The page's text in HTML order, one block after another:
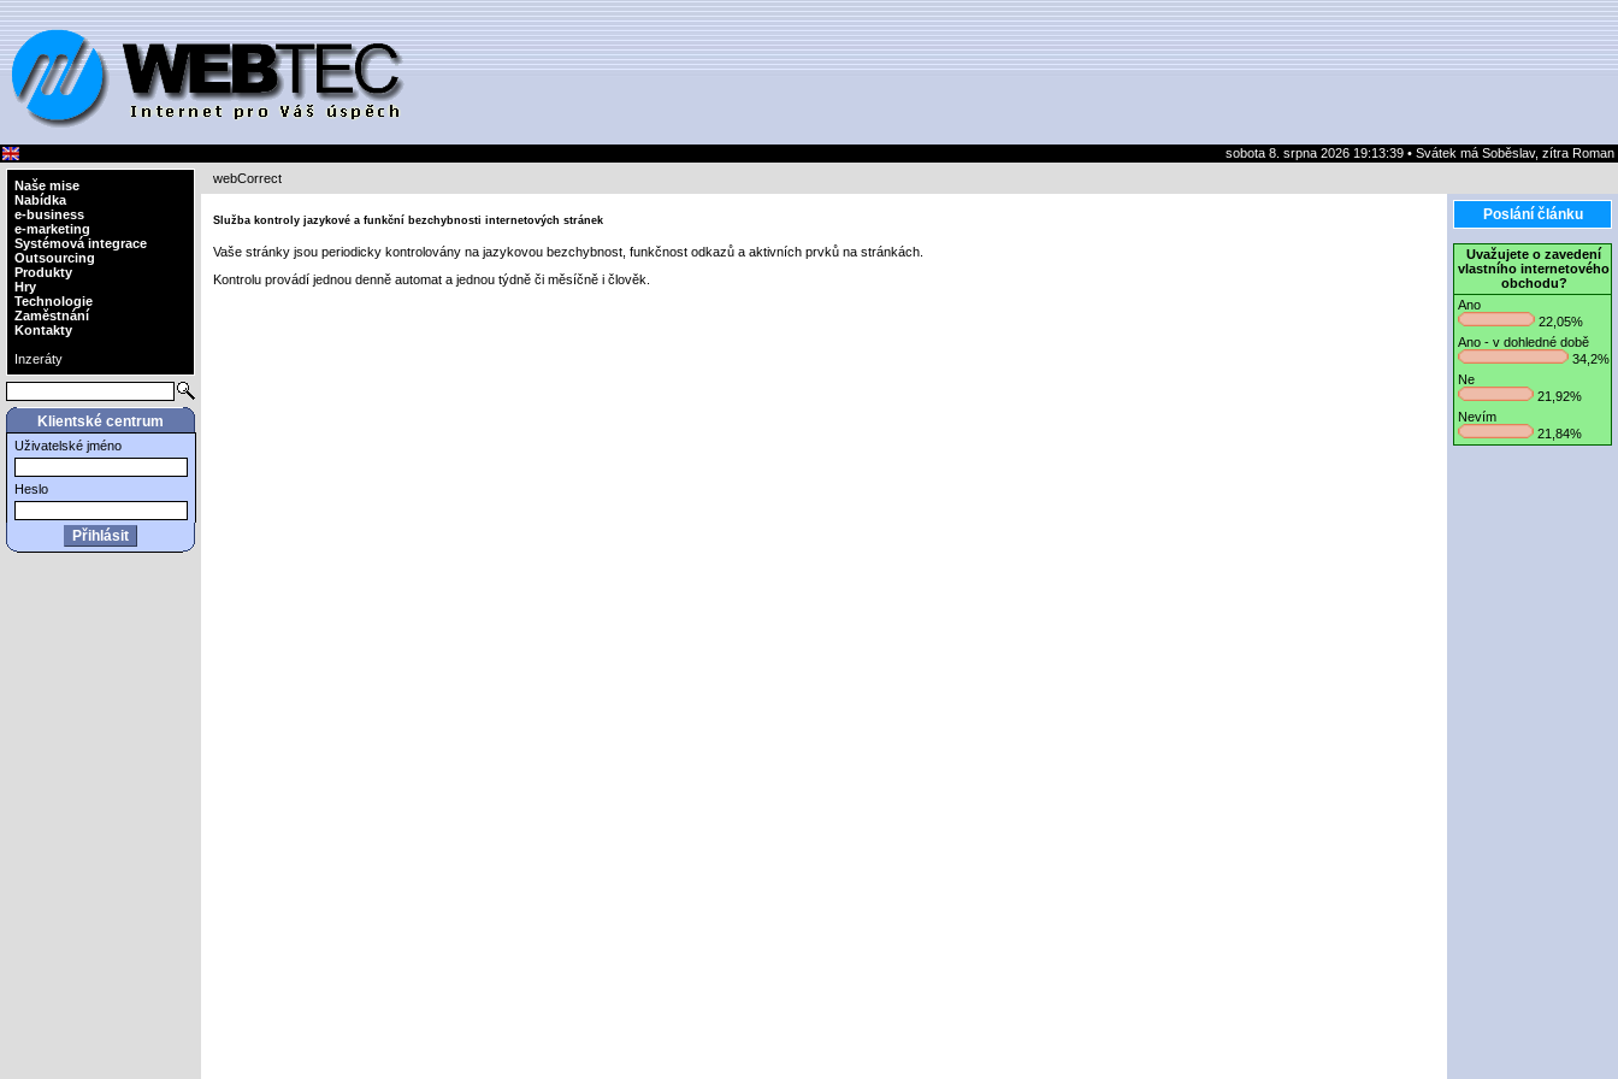
sobota 8. srpna 2026 19:13:39 • Svátek má Soběslav, zítra Roman
Naše mise
Nabídka
e-business
e-marketing
Systémová integrace
Outsourcing
Produkty
Hry
Technologie
Zaměstnání
Kontakty
Inzeráty
Klientské centrum
Uživatelské jméno
Heslo
webCorrect
Služba kontroly jazykové a funkční bezchybnosti internetových stránek
Vaše stránky jsou periodicky kontrolovány na jazykovou bezchybnost, funkčnost odkazů a aktivních prvků na stránkách.
Kontrolu provádí jednou denně automat a jednou týdně či měsíčně i člověk.
Poslání článku
Uvažujete o zavedení
vlastního internetového
obchodu?
Ano
22,05%
Ano - v dohledné době
34,2%
Ne
21,92%
Nevím
21,84%